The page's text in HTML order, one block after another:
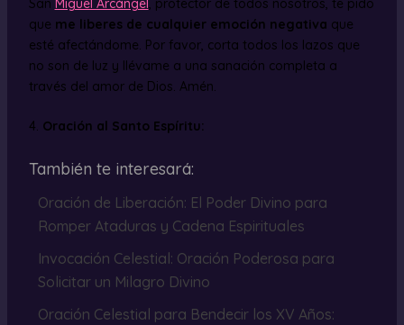
San Miguel Arcángel, protector de todos nosotros, te pido
que me liberes de cualquier emoción negativa que
esté afectándome. Por favor, corta todos los lazos que
no son de luz y llévame a una sanación completa a
través del amor de Dios. Amén.
4. Oración al Santo Espíritu:
También te interesará:
Oración de Liberación: El Poder Divino para
Romper Ataduras y Cadena Espirituales
Invocación Celestial: Oración Poderosa para
Solicitar un Milagro Divino
Oración Celestial para Bendecir los XV Años: